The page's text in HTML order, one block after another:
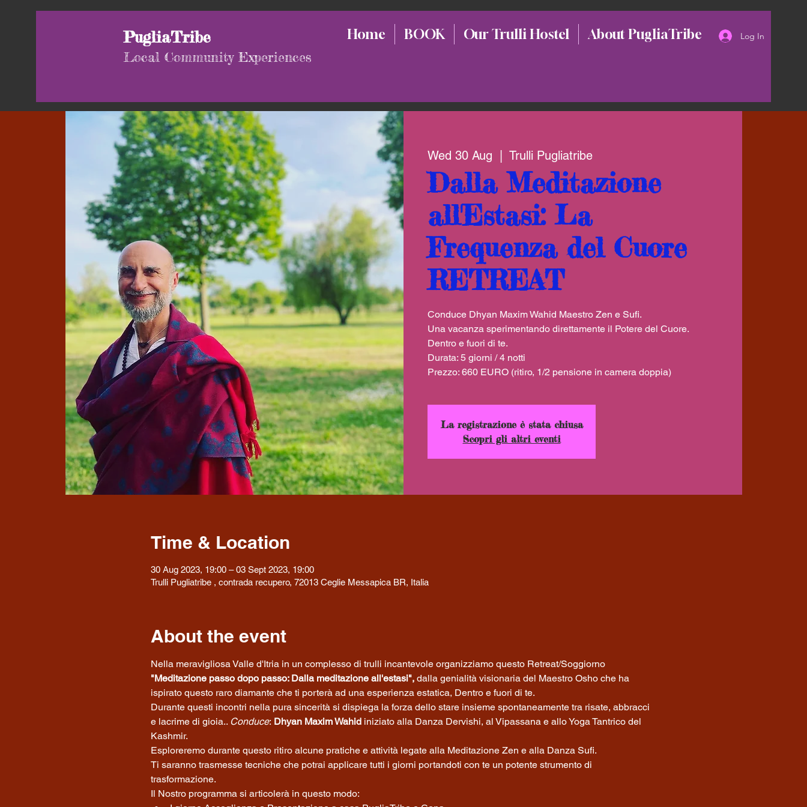
PugliaTribe
Local Community Experiences
Home BOOK Our Trulli Hostel About PugliaTribe Log In
Wed 30 Aug Trulli Pugliatribe
Dalla Meditazione
all'Estasi: La
Frequenza del Cuore
RETREAT
Conduce Dhyan Maxim Wahid Maestro Zen e Sufi.
Una vacanza sperimentando direttamente il Potere del Cuore.
Dentro e fuori di te.
Durata: 5 giorni / 4 notti
Prezzo: 660 EURO (ritiro, 1/2 pensione in camera doppia)
La registrazione è stata chiusa
Scopri gli altri eventi
Time & Location
30 Aug 2023, 19:00 – 03 Sept 2023, 19:00
Trulli Pugliatribe , contrada recupero, 72013 Ceglie Messapica BR, Italia
About the event
Nella meravigliosa Valle d'Itria in un complesso di trulli incantevole organizziamo questo Retreat/Soggiorno
"Meditazione passo dopo passo: Dalla meditazione all'estasi", dalla genialità visionaria del Maestro Osho che ha
ispirato questo raro diamante che ti porterà ad una esperienza estatica, Dentro e fuori di te.
Durante questi incontri nella pura sincerità si dispiega la forza dello stare insieme spontaneamente tra risate, abbracci
e lacrime di gioia.. Conduce: Dhyan Maxim Wahid iniziato alla Danza Dervishi, al Vipassana e allo Yoga Tantrico del
Kashmir.
Esploreremo durante questo ritiro alcune pratiche e attività legate alla Meditazione Zen e alla Danza Sufi.
Ti saranno trasmesse tecniche che potrai applicare tutti i giorni portandoti con te un potente strumento di
trasformazione.
Il Nostro programma si articolerà in questo modo: